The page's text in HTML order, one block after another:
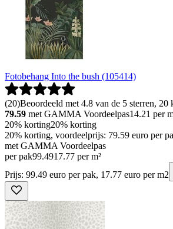
Fotobehang Into the bush (105414)
(20)Beoordeeld met 4.8 van de 5 sterren, 20
79.59 met GAMMA Voordeelpas14.21 per
20% korting20% korting
20% korting, voordeelprijs: 79.59 euro per
met GAMMA Voordeelpas
per pak99.4917.77 per m²
Prijs: 99.49 euro per pak, 17.77 euro per m2